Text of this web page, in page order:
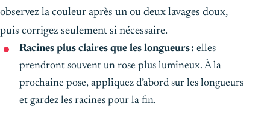
observez la couleur après un ou deux lavages doux,
puis corrigez seulement si nécessaire.
Racines plus claires que les longueurs : elles
prendront souvent un rose plus lumineux. À la
prochaine pose, appliquez d’abord sur les longueurs
et gardez les racines pour la fin.